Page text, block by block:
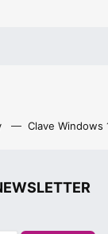
Clave Windows